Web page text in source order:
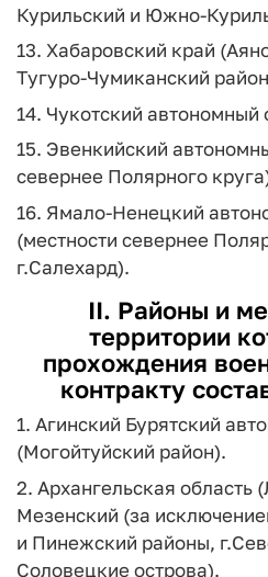
Курильский и Южно-
13. Хабаровский край
Тугуро-Чумиканский
14. Чукотский автономный
15. Эвенкийский
севернее Полярного
16. Ямало-Ненецкий
(местности севернее
г.Салехард).
II. Районы и
территории
прохождения
контракту
1. Агинский Бурятский
(Могойтуйский район).
2. Архангельская область
Мезенский (за
и Пинежский районы,
Соловецкие острова).